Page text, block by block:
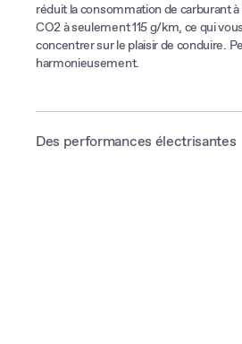
réduit la consommation de carburant
CO2 à seulement 115 g/km, ce qui
concentrer sur le plaisir de conduire.
harmonieusement.
Des performances électrisantes